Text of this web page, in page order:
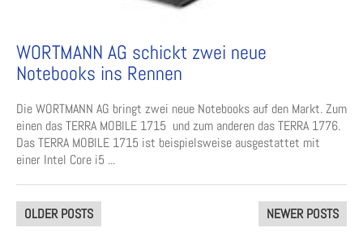
WORTMANN AG schickt zwei neue
Notebooks ins Rennen
Die WORTMANN AG bringt zwei neue Notebooks auf den Markt. Zum
einen das TERRA MOBILE 1715 und zum anderen das TERRA 1776.
Das TERRA MOBILE 1715 ist beispielsweise ausgestattet mit
einer Intel Core i5 ...
Posts
navigation
OLDER POSTS NEWER POSTS